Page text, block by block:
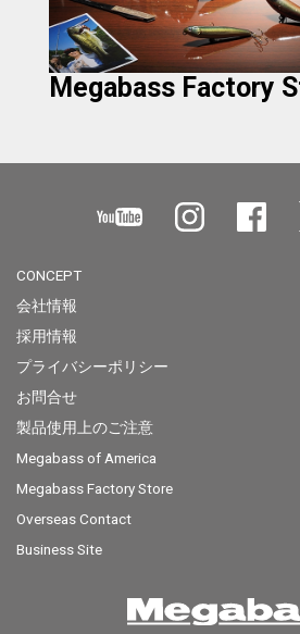
Megabass Factory
CONCEPT
会社情報
採用情報
プライバシーポリシー
お問合せ
製品使用上のご注意
Megabass of America
Megabass Factory Store
Overseas Contact
Business Site